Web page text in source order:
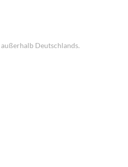
außerhalb Deutschlands.